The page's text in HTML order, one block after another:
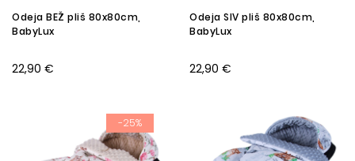
Odeja BEŽ pliš 80x80cm,
BabyLux
22,90 €
Odeja SIV pliš 80x80cm,
BabyLux
22,90 €
-25%